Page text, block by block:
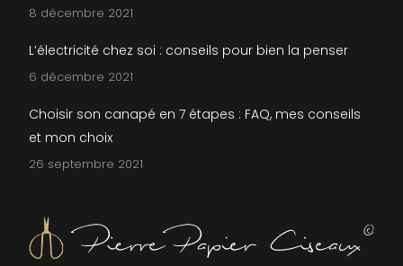
8 décembre 2021
L’électricité chez soi : conseils pour bien la penser
6 décembre 2021
Choisir son canapé en 7 étapes : FAQ, mes conseils
et mon choix
26 septembre 2021